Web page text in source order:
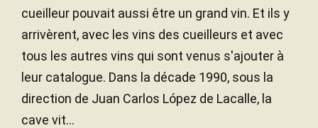
cueilleur pouvait aussi être un grand vin. Et ils y
arrivèrent, avec les vins des cueilleurs et avec
tous les autres vins qui sont venus s'ajouter à
leur catalogue. Dans la décade 1990, sous la
direction de Juan Carlos López de Lacalle, la
cave vit...